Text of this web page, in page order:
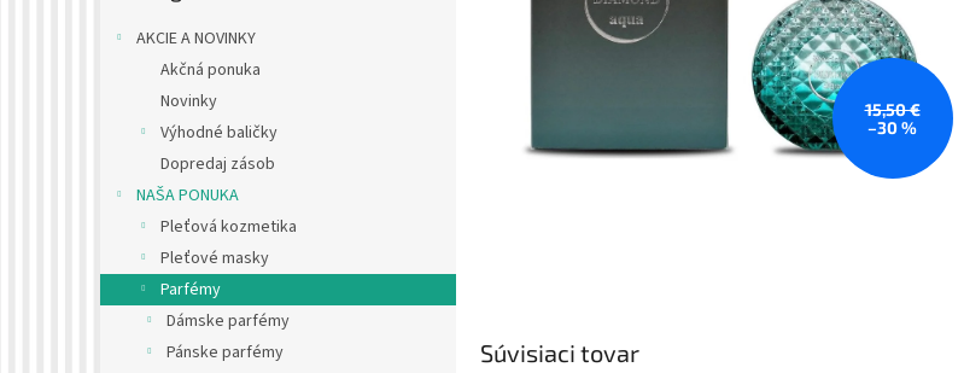
AKCIE A NOVINKY
Akčná ponuka
Novinky
Výhodné baličky
Dopredaj zásob
NAŠA PONUKA
Pleťová kozmetika
Pleťové masky
Parfémy
Dámske parfémy
Pánske parfémy
15,50 €
–30 %
Súvisiaci tovar